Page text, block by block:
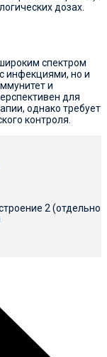
дозах.
спектром
инфекциями, но и
и
для
однако требует
контроля.
2 (отдельно